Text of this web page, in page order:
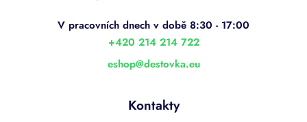
eshop@destovka.eu
+420 214 214 722
Kontakty